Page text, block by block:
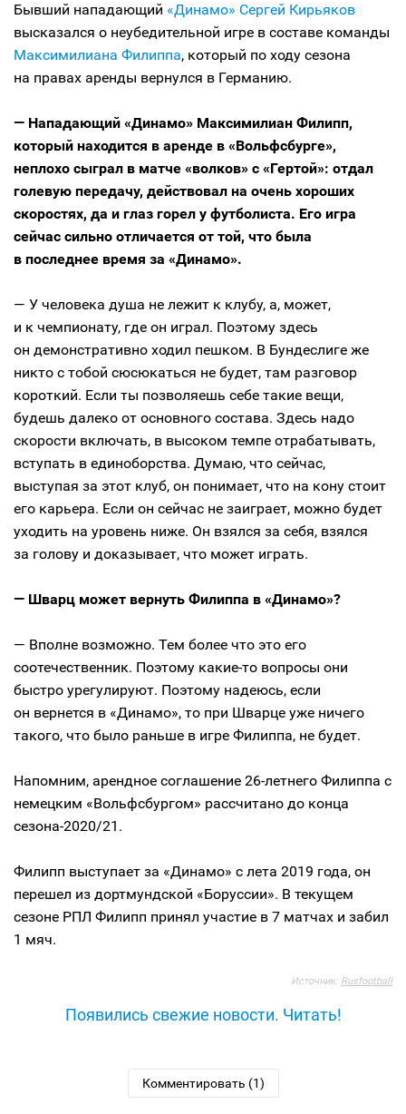
Бывший нападающий «Динамо» Сергей Кирьяков
высказался о неубедительной игре в составе команды
Максимилиана Филиппа, который по ходу сезона
на правах аренды вернулся в Германию.
— Нападающий «Динамо» Максимилиан Филипп,
который находится в аренде в «Вольфсбурге»,
неплохо сыграл в матче «волков» с «Гертой»: отдал
голевую передачу, действовал на очень хороших
скоростях, да и глаз горел у футболиста. Его игра
сейчас сильно отличается от той, что была
в последнее время за «Динамо».
— У человека душа не лежит к клубу, а, может,
и к чемпионату, где он играл. Поэтому здесь
он демонстративно ходил пешком. В Бундеслиге же
никто с тобой сюсюкаться не будет, там разговор
короткий. Если ты позволяешь себе такие вещи,
будешь далеко от основного состава. Здесь надо
скорости включать, в высоком темпе отрабатывать,
вступать в единоборства. Думаю, что сейчас,
выступая за этот клуб, он понимает, что на кону стоит
его карьера. Если он сейчас не заиграет, можно будет
уходить на уровень ниже. Он взялся за себя, взялся
за голову и доказывает, что может играть.
— Шварц может вернуть Филиппа в «Динамо»?
— Вполне возможно. Тем более что это его
соотечественник. Поэтому какие-то вопросы они
быстро урегулируют. Поэтому надеюсь, если
он вернется в «Динамо», то при Шварце уже ничего
такого, что было раньше в игре Филиппа, не будет.
Напомним, арендное соглашение 26-летнего Филиппа с
немецким «Вольфсбургом» рассчитано до конца
сезона-2020/21.
Филипп выступает за «Динамо» с лета 2019 года, он
перешел из дортмундской «Боруссии». В текущем
сезоне РПЛ Филипп принял участие в 7 матчах и забил
1 мяч.
Источник: Rusfootball
Появились свежие новости. Читать!
Комментировать (1)